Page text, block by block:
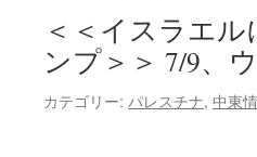
＜＜イスラエ
ンプ＞＞ 7/9、
カテゴリー: パレスチナ, 中東